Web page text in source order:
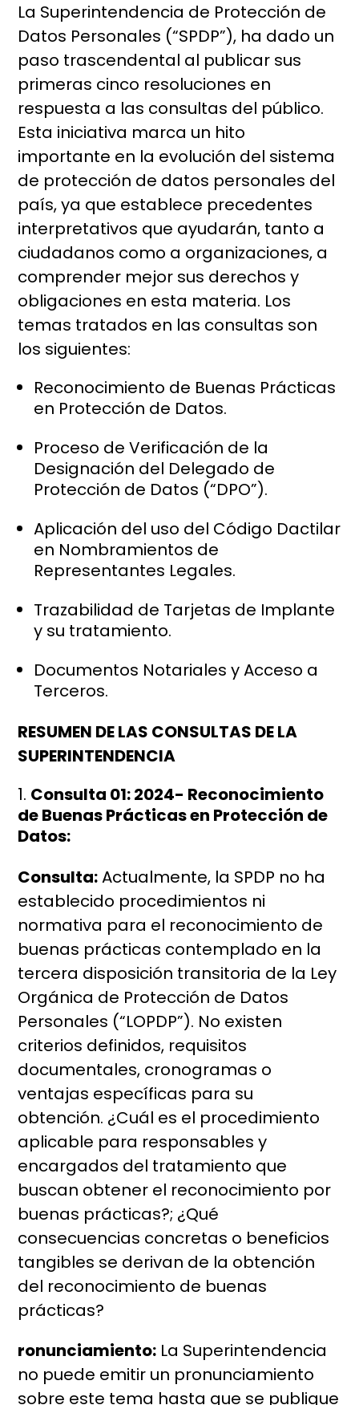
La Superintendencia de Protección de
Datos Personales (“SPDP”), ha dado un
paso trascendental al publicar sus
primeras cinco resoluciones en
respuesta a las consultas del público.
Esta iniciativa marca un hito
importante en la evolución del sistema
de protección de datos personales del
país, ya que establece precedentes
interpretativos que ayudarán, tanto a
ciudadanos como a organizaciones, a
comprender mejor sus derechos y
obligaciones en esta materia. Los
temas tratados en las consultas son
los siguientes:
Reconocimiento de Buenas Prácticas
en Protección de Datos.
Proceso de Verificación de la
Designación del Delegado de
Protección de Datos (“DPO”).
Aplicación del uso del Código Dactilar
en Nombramientos de
Representantes Legales.
Trazabilidad de Tarjetas de Implante
y su tratamiento.
Documentos Notariales y Acceso a
Terceros.
RESUMEN DE LAS CONSULTAS DE LA
SUPERINTENDENCIA
Consulta 01: 2024- Reconocimiento
de Buenas Prácticas en Protección de
Datos:
Consulta:Actualmente, la SPDP no ha
establecido procedimientos ni
normativa para el reconocimiento de
buenas prácticas contemplado en la
tercera disposición transitoria de la Ley
Orgánica de Protección de Datos
Personales (“LOPDP”). No existen
criterios definidos, requisitos
documentales, cronogramas o
ventajas específicas para su
obtención. ¿Cuál es el procedimiento
aplicable para responsables y
encargados del tratamiento que
buscan obtener el reconocimiento por
buenas prácticas?; ¿Qué
consecuencias concretas o beneficios
tangibles se derivan de la obtención
del reconocimiento de buenas
prácticas?
ronunciamiento: La Superintendencia
no puede emitir un pronunciamiento
sobre este tema hasta que se publique